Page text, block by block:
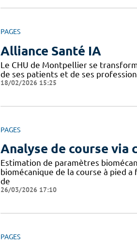
PAGES
Alliance Santé IA
Le CHU de Montpellier se
de ses patients et de ses
18/02/2026 15:25
PAGES
Analyse de course via
Estimation de paramètres
biomécanique de la course à pied
de
26/03/2026 17:10
PAGES